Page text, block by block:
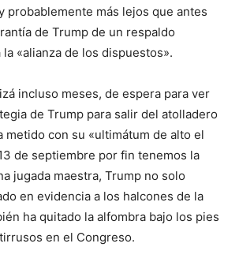
probablemente más lejos que antes
de Trump de un respaldo
«alianza de los dispuestos».
incluso meses, de espera para ver
de Trump para salir del atolladero
metido con su «ultimátum de alto el
de septiembre por fin tenemos la
jugada maestra, Trump no solo
en evidencia a los halcones de la
ha quitado la alfombra bajo los pies
en el Congreso.